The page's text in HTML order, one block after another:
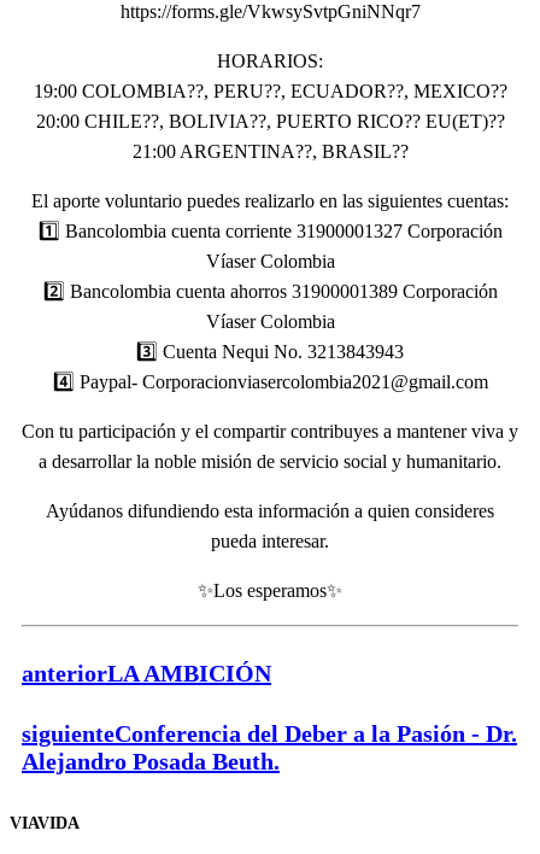
https://forms.gle/VkwsySvtpGniNNqr7
HORARIOS:
19:00 COLOMBIA??, PERU??, ECUADOR??, MEXICO??
20:00 CHILE??, BOLIVIA??, PUERTO RICO?? EU(ET)??
21:00 ARGENTINA??, BRASIL??
El aporte voluntario puedes realizarlo en las siguientes cuentas:
1️⃣ Bancolombia cuenta corriente 31900001327 Corporación
Víaser Colombia
2️⃣ Bancolombia cuenta ahorros 31900001389 Corporación
Víaser Colombia
3️⃣ Cuenta Nequi No. 3213843943
4️⃣ Paypal- Corporacionviasercolombia2021@gmail.com
Con tu participación y el compartir contribuyes a mantener viva y
a desarrollar la noble misión de servicio social y humanitario.
Ayúdanos difundiendo esta información a quien consideres
pueda interesar.
✨Los esperamos✨
anteriorLA AMBICIÓN
siguienteConferencia del Deber a la Pasión - Dr.
Alejandro Posada Beuth.
VIAVIDA